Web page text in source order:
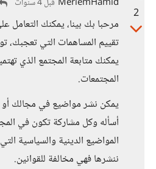
2
مرحبا بك بينا، يمكنك
تقييم المساهمات التي تعجبك،
يمكنك متابعة المجتمع الذي
المجتمعات.
يمكن نشر مواضيع في مجالك
أسأله وكل مشاركة تكون في
المواضيع الدينية والسياسية
ننشرها فهي مخالفة للقوانين.